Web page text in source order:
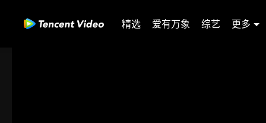
精选 爱有万象 综艺 更多